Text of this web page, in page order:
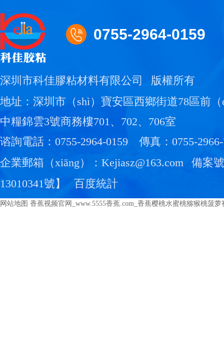
0755-2964-0159
深圳市科佳膠粘材料有限公司
版權所有
地址：深圳市（shì）寶安區西鄉街道78區前
中糧錦雲3號商務樓701、702、706室
谘詢電話：0755-2964-0159
傳真：0755-
企業郵箱（xiāng）：Kejiasz@163.com
備案
13010341號 】 百度統計
网站地图 香蕉视频官网_www.5555香蕉.com_香蕉樱桃水蜜桃猕猴桃菠